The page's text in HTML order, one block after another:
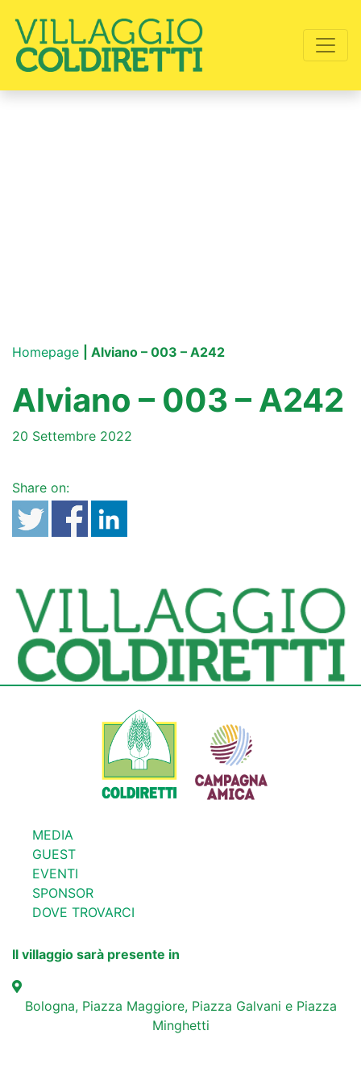
Homepage | Alviano – 003 – A242
Alviano – 003 – A242
20 Settembre 2022
Share on:
MEDIA
GUEST
EVENTI
SPONSOR
DOVE TROVARCI
Il villaggio sarà presente in
Bologna, Piazza Maggiore, Piazza Galvani e Piazza
Minghetti